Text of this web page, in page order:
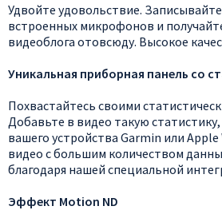
Удвойте удовольствие.
встроенных микрофонов и
видеоблога отовсюду. Высокое
Уникальная приборная панель со
Похвастайтесь своими
Добавьте в видео такую статистику,
вашего устройства Garmin или
видео с большим количеством
благодаря нашей специальной
Эффект Motion ND